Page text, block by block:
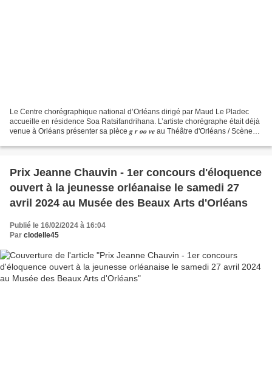
Le Centre chorégraphique national d’Orléans dirigé par Maud Le Pladec
accueille en résidence Soa Ratsifandrihana. L’artiste chorégraphe était déjà
venue à Orléans présenter sa pièce 𝒈 𝒓 𝒐𝒐 𝒗𝒆 au Théâtre d'Orléans / Scène
Prix Jeanne Chauvin - 1er concours d'éloquence
ouvert à la jeunesse orléanaise le samedi 27
avril 2024 au Musée des Beaux Arts d'Orléans
Publié le 16/02/2024 à 16:04
Par clodelle45